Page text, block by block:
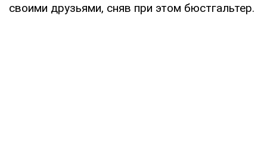
своими друзьями, сняв при этом бюстгальтер.